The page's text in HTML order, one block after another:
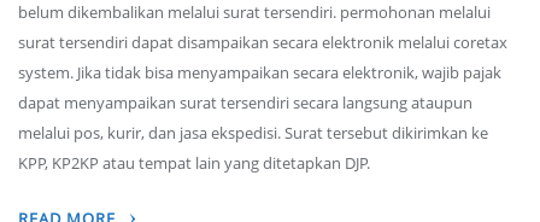
belum dikembalikan melalui surat tersendiri. permohonan melalui
surat tersendiri dapat disampaikan secara elektronik melalui coretax
system. Jika tidak bisa menyampaikan secara elektronik, wajib pajak
dapat menyampaikan surat tersendiri secara langsung ataupun
melalui pos, kurir, dan jasa ekspedisi. Surat tersebut dikirimkan ke
KPP, KP2KP atau tempat lain yang ditetapkan DJP.